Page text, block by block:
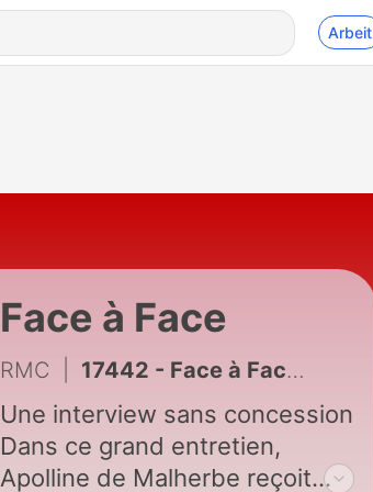
Arbeit
Face à Face
RMC 17442 - Face à Face : Dominique Rizet - 17/07
Une interview sans concession
Dans ce grand entretien,
Apolline de Malherbe reçoit